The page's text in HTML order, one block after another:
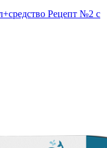
Рецепт №2 с